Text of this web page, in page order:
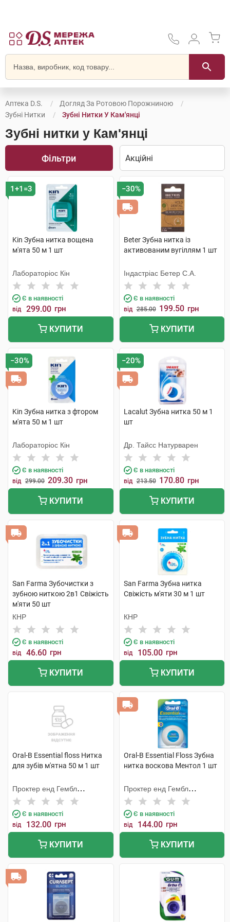
Аптека D.S.
Догляд За Ротовою Порожниною
Зубні Нитки
Зубні Нитки У Кам'янці
Зубні нитки у Кам'янці
Фільтри
1+1=3
Kin Зубна нитка вощена
м'ята 50 м 1 шт
Лабораторіос Кін
Є в наявності
від 299.00 грн
КУПИТИ
−30%
Beter Зубна нитка із
активованим вугіллям 1 шт
Індастріас Бетер С.А.
Є в наявності
від 285.00 199.50 грн
КУПИТИ
−30%
Kin Зубна нитка з фтором
м'ята 50 м 1 шт
Лабораторіос Кін
Є в наявності
від 299.00 209.30 грн
КУПИТИ
−20%
Lacalut Зубна нитка 50 м 1
шт
Др. Тайсс Натурварен
Є в наявності
від 213.50 170.80 грн
КУПИТИ
San Farma Зубочистки з
зубною ниткою 2в1 Свіжість
м'яти 50 шт
КНР
Є в наявності
від 46.60 грн
КУПИТИ
San Farma Зубна нитка
Свіжість м'яти 30 м 1 шт
КНР
Є в наявності
від 105.00 грн
КУПИТИ
Oral-B Essential floss Нитка
для зубів м'ятна 50 м 1 шт
Проктер енд Гембл
Меньюфекчурінг
Є в наявності
від 132.00 грн
КУПИТИ
Oral-B Essential Floss Зубна
нитка воскова Ментол 1 шт
Проктер енд Гембл
Меньюфекчурінг
Є в наявності
від 144.00 грн
КУПИТИ